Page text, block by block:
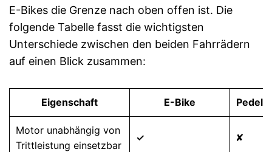
E-Bikes die Grenze nach oben offen ist. Die
folgende Tabelle fasst die wichtigsten
Unterschiede zwischen den beiden Fahrrädern
auf einen Blick zusammen:
Eigenschaft E-Bike
Motor unabhängig von
Trittleistung einsetzbar
✓ ✘